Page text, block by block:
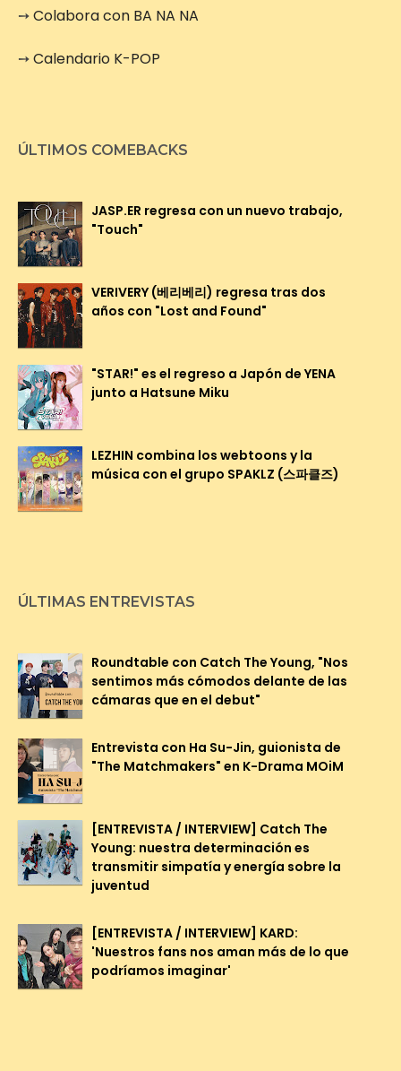
➙Colabora con BA NA NA
➙Calendario K-POP
ÚLTIMOS COMEBACKS
JASP.ER regresa con un nuevo trabajo,
"Touch"
VERIVERY (베리베리) regresa tras dos
años con "Lost and Found"
"STAR!" es el regreso a Japón de YENA
junto a Hatsune Miku
LEZHIN combina los webtoons y la
música con el grupo SPAKLZ (스파클즈)
ÚLTIMAS ENTREVISTAS
Roundtable con Catch The Young, "Nos
sentimos más cómodos delante de las
cámaras que en el debut"
Entrevista con Ha Su-Jin, guionista de
"The Matchmakers" en K-Drama MOiM
[ENTREVISTA / INTERVIEW] Catch The
Young: nuestra determinación es
transmitir simpatía y energía sobre la
juventud
[ENTREVISTA / INTERVIEW] KARD:
'Nuestros fans nos aman más de lo que
podríamos imaginar'